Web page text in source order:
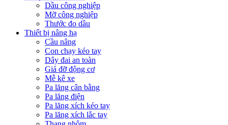
Dầu công nghiệp
Mỡ công nghiệp
Thước đo dầu
Thiết bị nâng hạ
Cầu nâng
Con chạy kéo tay
Dây đai an toàn
Giá đỡ động cơ
Mễ kê xe
Pa lăng cân bằng
Pa lăng điện
Pa lăng xích kéo tay
Pa lăng xích lắc tay